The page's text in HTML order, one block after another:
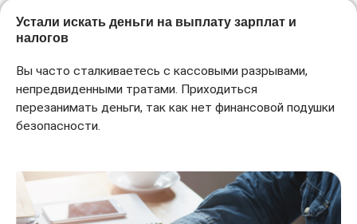
Устали искать деньги на выплату зарплат и
налогов
Вы часто сталкиваетесь с кассовыми разрывами,
непредвиденными тратами. Приходиться
перезанимать деньги, так как нет финансовой подушки
безопасности.